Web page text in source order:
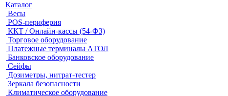
Каталог
Весы
POS-периферия
ККТ / Онлайн-кассы (54-ФЗ)
Торговое оборудование
Платежные терминалы АТОЛ
Банковское оборудование
Сейфы
Дозиметры, нитрат-тестер
Зеркала безопасности
Климатическое оборудование